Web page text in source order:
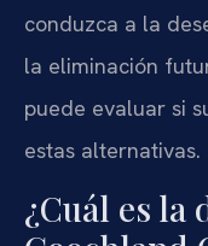
conduzca a la
la eliminación
puede evaluar si
estas alternativas.
¿Cuál es la